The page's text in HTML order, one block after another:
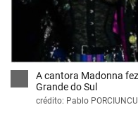
A cantora Madonna
Grande do Sul
crédito: Pablo